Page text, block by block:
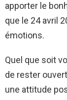
apporter le
que le 24 avril
émotions.
Quel que soit
de rester
une attitude